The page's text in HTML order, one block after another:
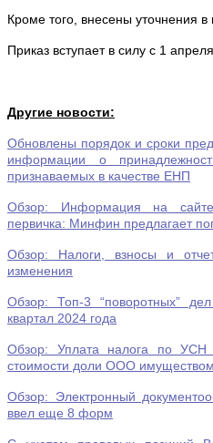
Кроме того, внесены уточнения в
Приказ вступает в силу с 1
Другие новости:
Обновлены порядок и сроки
информации о
признаваемых в качестве ЕНП
Обзор: Информация на
первичка: Минфин предлагает
Обзор: Налоги, взносы и
изменения
Обзор: Топ-3 “поворотных”
квартал 2024 года
Обзор: Уплата налога по УСН
стоимости доли ООО
Обзор: Электронный
ввел еще 8 форм